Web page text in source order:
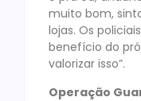
muito bom,
lojas. Os
benefício do
valorizar isso”.
Operação